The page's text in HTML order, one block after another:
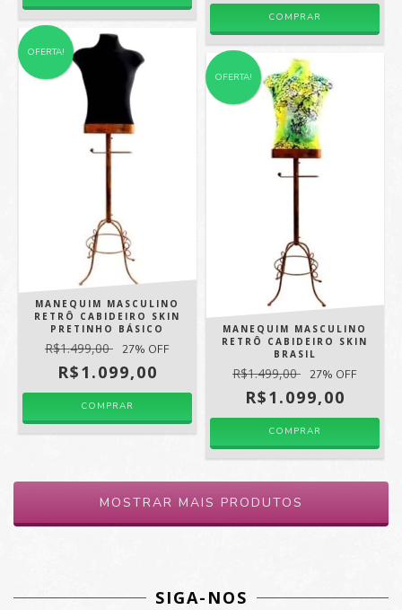
COMPRAR
OFERTA!
MANEQUIM MASCULINO
RETRÔ CABIDEIRO SKIN
PRETINHO BÁSICO
R$1.499,00 27% OFF
R$1.099,00
COMPRAR
OFERTA!
MANEQUIM MASCULINO
RETRÔ CABIDEIRO SKIN
BRASIL
R$1.499,00 27% OFF
R$1.099,00
COMPRAR
MOSTRAR MAIS PRODUTOS
SIGA-NOS